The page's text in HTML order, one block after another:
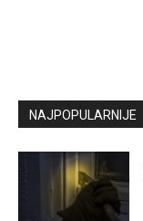
NAJPOPULARNIJE